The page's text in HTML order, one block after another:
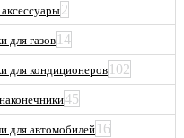
2
для газов 14
для кондиционеров 102
45
для автомобилей 16